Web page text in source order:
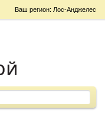
Ваш регион: Лос-Анджелес